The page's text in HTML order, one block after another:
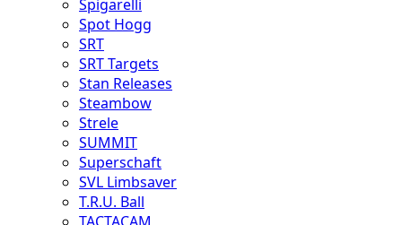
Spigarelli
Spot Hogg
SRT
SRT Targets
Stan Releases
Steambow
Strele
SUMMIT
Superschaft
SVL Limbsaver
T.R.U. Ball